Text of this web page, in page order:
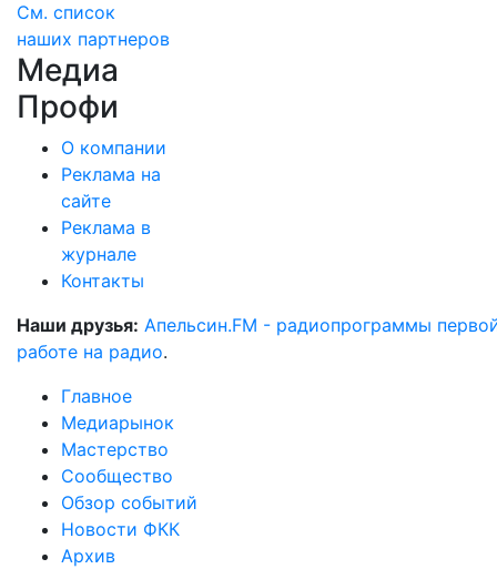
См. список
наших партнеров
Медиа
Профи
О компании
Реклама на
сайте
Реклама в
журнале
Контакты
Наши друзья: Апельсин.FM - радиопрограммы
работе на радио.
Главное
Медиарынок
Мастерство
Сообщество
Обзор событий
Новости ФКК
Архив